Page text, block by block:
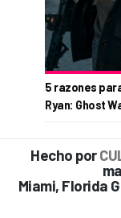
5 razones
Ryan: Ghost
Hecho por
Miami, Florida